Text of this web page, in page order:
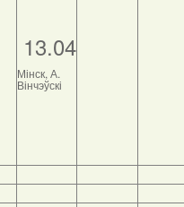
13.04
Мінск, А.
Вінчэўскі